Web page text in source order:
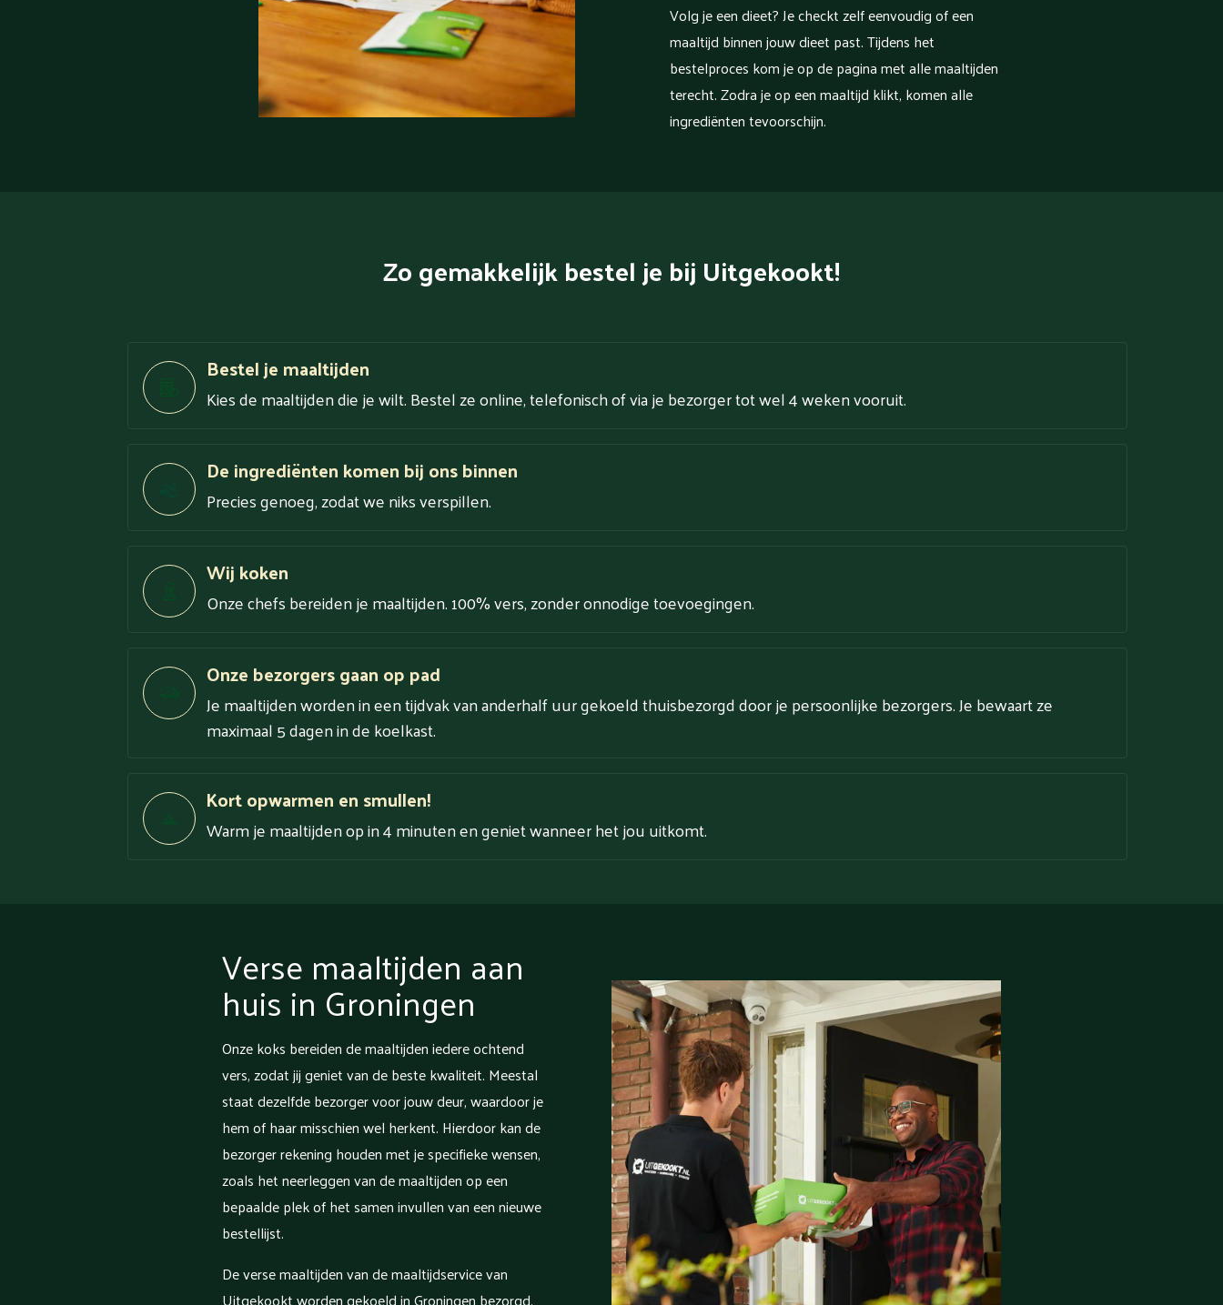
Volg je een dieet? Je checkt zelf eenvoudig of een
maaltijd binnen jouw dieet past. Tijdens het
bestelproces kom je op de pagina met alle maaltijden
terecht. Zodra je op een maaltijd klikt, komen alle
ingrediënten tevoorschijn.
Zo gemakkelijk bestel je bij Uitgekookt!
Bestel je maaltijden
Kies de maaltijden die je wilt. Bestel ze online, telefonisch of via je bezorger tot wel 4 weken vooruit.
De ingrediënten komen bij ons binnen
Precies genoeg, zodat we niks verspillen.
Wij koken
Onze chefs bereiden je maaltijden. 100% vers, zonder onnodige toevoegingen.
Onze bezorgers gaan op pad
Je maaltijden worden in een tijdvak van anderhalf uur gekoeld thuisbezorgd door je persoonlijke bezorgers. Je bewaart ze
maximaal 5 dagen in de koelkast.
Kort opwarmen en smullen!
Warm je maaltijden op in 4 minuten en geniet wanneer het jou uitkomt.
Verse maaltijden aan
huis in Groningen
Onze koks bereiden de maaltijden iedere ochtend
vers, zodat jij geniet van de beste kwaliteit. Meestal
staat dezelfde bezorger voor jouw deur, waardoor je
hem of haar misschien wel herkent. Hierdoor kan de
bezorger rekening houden met je specifieke wensen,
zoals het neerleggen van de maaltijden op een
bepaalde plek of het samen invullen van een nieuwe
bestellijst.
De verse maaltijden van de maaltijdservice van